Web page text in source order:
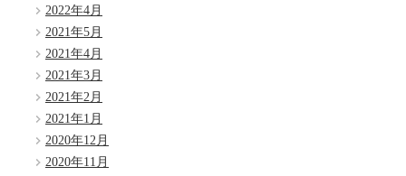
2022年4月
2021年5月
2021年4月
2021年3月
2021年2月
2021年1月
2020年12月
2020年11月